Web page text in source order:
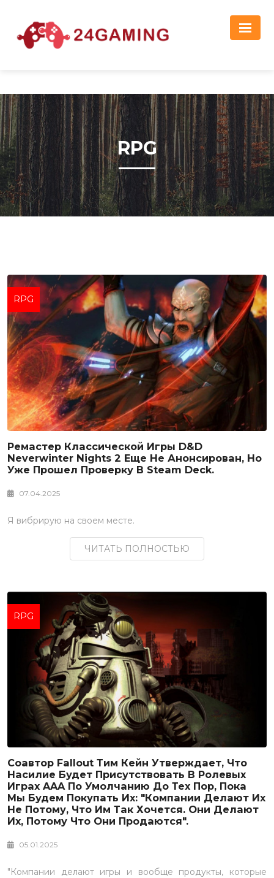
RPG
RPG
Ремастер Классической Игры D&D
Neverwinter Nights 2 Еще Не Анонсирован, Но
Уже Прошел Проверку В Steam Deck.
07.04.2025
Я вибрирую на своем месте.
ЧИТАТЬ ПОЛНОСТЬЮ
RPG
Соавтор Fallout Тим Кейн Утверждает, Что
Насилие Будет Присутствовать В Ролевых
Играх AAA По Умолчанию До Тех Пор, Пока
Мы Будем Покупать Их: "Компании Делают Их
Не Потому, Что Им Так Хочется. Они Делают
Их, Потому Что Они Продаются".
05.01.2025
"Компании делают игры и вообще продукты, которые